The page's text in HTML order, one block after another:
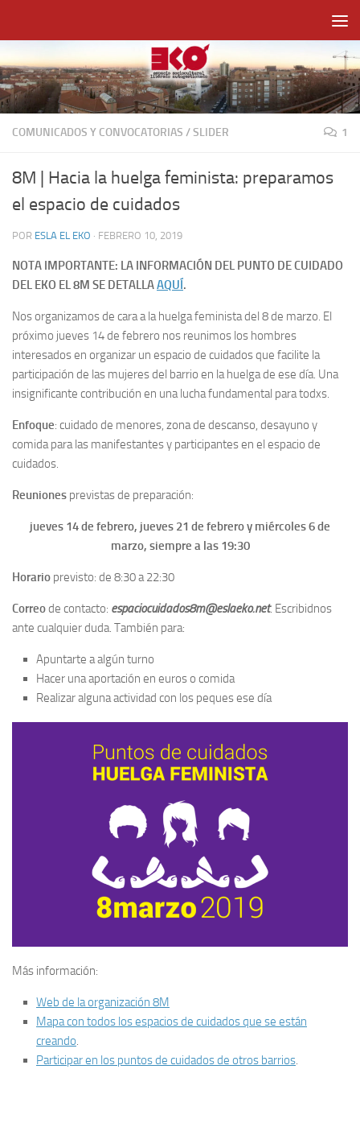
COMUNICADOS Y CONVOCATORIAS /SLIDER 1
8M | Hacia la huelga feminista: preparamos
el espacio de cuidados
POR ESLA EL EKO · FEBRERO 10, 2019
NOTA IMPORTANTE: LA INFORMACIÓN DEL PUNTO DE CUIDADO
DEL EKO EL 8M SE DETALLAAQUÍ.
Nos organizamos de cara a la huelga feminista del 8 de marzo. El
próximo jueves 14 de febrero nos reunimos los hombres
interesados en organizar un espacio de cuidados que facilite la
participación de las mujeres del barrio en la huelga de ese día. Una
insignificante contribución en una lucha fundamental para todxs.
Enfoque: cuidado de menores, zona de descanso, desayuno y
comida para las manifestantes y participantes en el espacio de
cuidados.
Reuniones previstas de preparación:
jueves 14 de febrero, jueves 21 de febrero y miércoles 6 de
marzo, siempre a las 19:30
Horario previsto: de 8:30 a 22:30
Correode contacto: espaciocuidados8m@eslaeko.net. Escribidnos
ante cualquier duda. También para:
Apuntarte a algún turno
Hacer una aportación en euros o comida
Realizar alguna actividad con los peques ese día
Más información:
Web de la organización 8M
Mapa con todos los espacios de cuidados que se están
creando.
Participar en los puntos de cuidados de otros barrios.